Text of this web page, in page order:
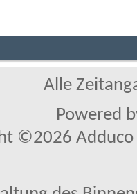
Alle
Powered
©2026 Adduco